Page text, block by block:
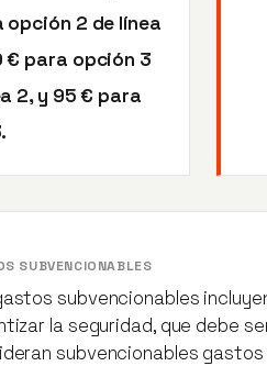
opción 2 de línea
€ para opción 3
2, y 95 € para
SUBVENCIONABLES
subvencionables
la seguridad, que debe
subvencionables